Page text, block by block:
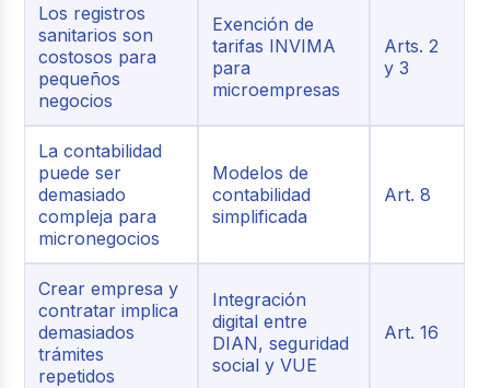
Los registros
sanitarios son
costosos para
pequeños
negocios
Exención de
tarifas INVIMA
para
microempresas
Arts. 2
y 3
La contabilidad
puede ser
demasiado
compleja para
micronegocios
Modelos de
contabilidad
simplificada
Art. 8
Crear empresa y
contratar implica
demasiados
trámites
repetidos
Integración
digital entre
DIAN, seguridad
social y VUE
Art. 16